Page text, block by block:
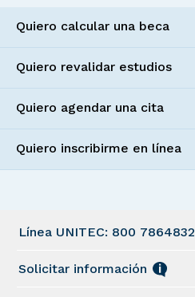
Quiero calcular una beca
Quiero revalidar estudios
Quiero agendar una cita
Quiero inscribirme en línea
Línea UNITEC: 800 7864832
Solicitar información